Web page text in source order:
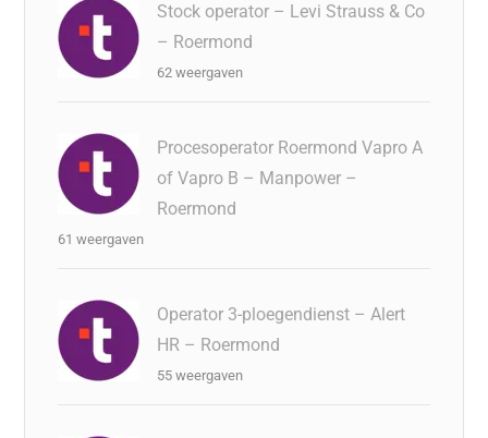
Stock operator – Levi Strauss & Co
– Roermond
62 weergaven
Procesoperator Roermond Vapro A
of Vapro B – Manpower –
Roermond
61 weergaven
Operator 3-ploegendienst – Alert
HR – Roermond
55 weergaven